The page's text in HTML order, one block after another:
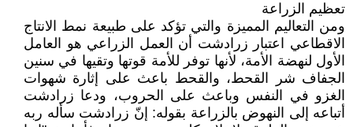
تعظيم الزراعة
ومن التعاليم المميزة والتي تؤكد على طبيعة نمط الانتاج
الاقطاعي اعتبار زرادشت أن العمل الزراعي هو العامل
الأول لنهضة الأمة، لأنها توفر للأمة قوتها وتقيها في سنين
الجفاف شر القحط، والقحط باعث على إثارة شهوات
الغزو في النفس وباعث على الحروب، ودعا زرادشت
أتباعه إلى النهوض بالزراعة بقوله: إنّ زرادشت سأله ربه